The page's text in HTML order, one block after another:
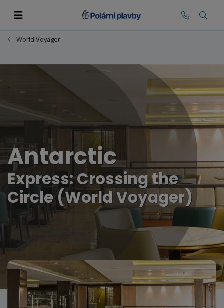
World Voyager
Antarctic
Express: Crossing the
Circle (World Voyager)